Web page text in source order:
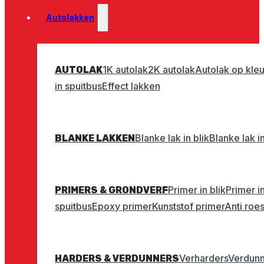
Autolakken
AUTOLAK1K autolak2K autolakAutolak op
in spuitbusEffect lakken
BLANKE LAKKENBlanke lak in blikBlanke lak
PRIMERS & GRONDVERFPrimer in blikPrimer
spuitbusEpoxy primerKunststof primerAnti
HARDERS & VERDUNNERSVerharders